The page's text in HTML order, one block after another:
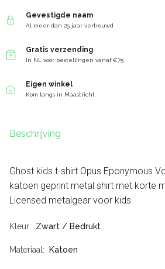
Gevestigde naam
Al meer dan 25 jaar vertrouwd
Gratis verzending
In NL voor bestellingen vanaf €75
Eigen winkel
Kom langs in Maastricht
Beschrijving
Ghost kids t-shirt Opus Eponymous
katoen geprint metal shirt met korte
Licensed metalgear voor kids
Kleur Zwart / Bedrukt
Materiaal Katoen